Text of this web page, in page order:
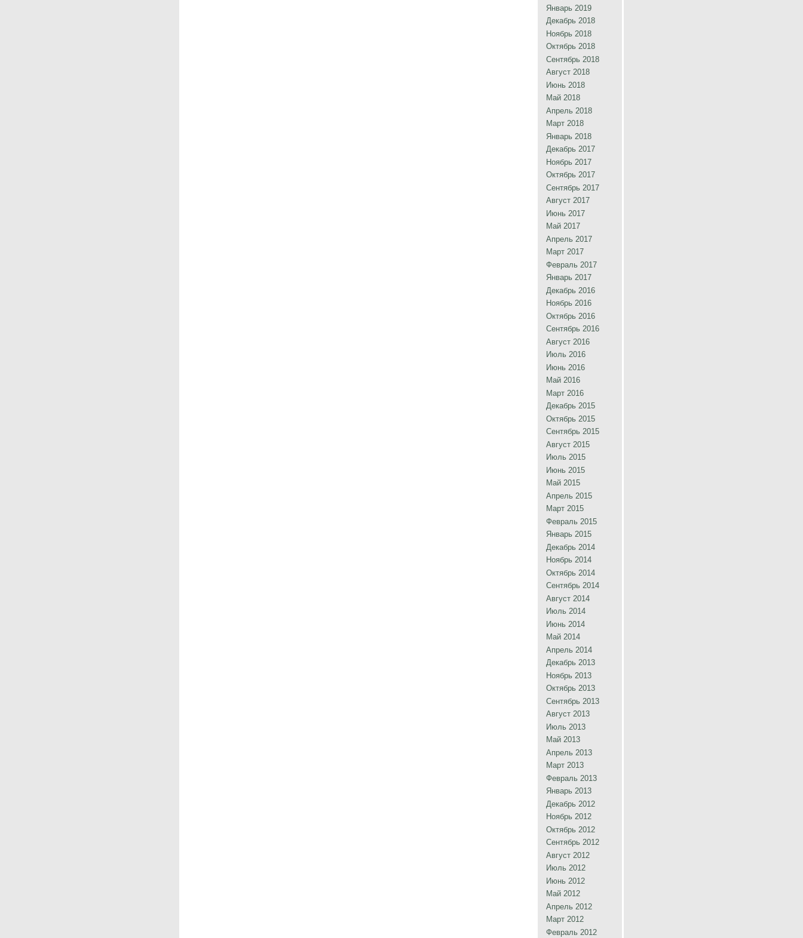
Январь 2019
Декабрь 2018
Ноябрь 2018
Октябрь 2018
Сентябрь 2018
Август 2018
Июнь 2018
Май 2018
Апрель 2018
Март 2018
Январь 2018
Декабрь 2017
Ноябрь 2017
Октябрь 2017
Сентябрь 2017
Август 2017
Июнь 2017
Май 2017
Апрель 2017
Март 2017
Февраль 2017
Январь 2017
Декабрь 2016
Ноябрь 2016
Октябрь 2016
Сентябрь 2016
Август 2016
Июль 2016
Июнь 2016
Май 2016
Март 2016
Декабрь 2015
Октябрь 2015
Сентябрь 2015
Август 2015
Июль 2015
Июнь 2015
Май 2015
Апрель 2015
Март 2015
Февраль 2015
Январь 2015
Декабрь 2014
Ноябрь 2014
Октябрь 2014
Сентябрь 2014
Август 2014
Июль 2014
Июнь 2014
Май 2014
Апрель 2014
Декабрь 2013
Ноябрь 2013
Октябрь 2013
Сентябрь 2013
Август 2013
Июль 2013
Май 2013
Апрель 2013
Март 2013
Февраль 2013
Январь 2013
Декабрь 2012
Ноябрь 2012
Октябрь 2012
Сентябрь 2012
Август 2012
Июль 2012
Июнь 2012
Май 2012
Апрель 2012
Март 2012
Февраль 2012